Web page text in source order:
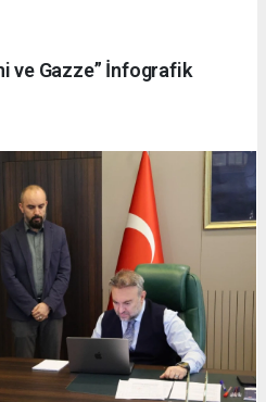
ve Gazze” İnfografik